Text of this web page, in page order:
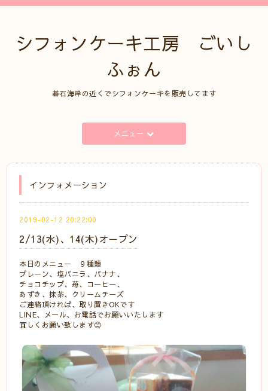
シフォンケーキ工房 ごいし
ふぉん
碁石海岸の近くでシフォンケーキを販売してます
メニュー
インフォメーション
2019-02-12 20:22:00
2/13(水)、14(木)オープン
本日のメニュー ９種類
プレーン、塩バニラ、バナナ、
チョコチップ、苺、コーヒー、
あずき、抹茶、クリームチーズ
ご連絡頂ければ、取り置きOKです
LINE、メール、お電話でお願いいたします
宜しくお願い致します😊